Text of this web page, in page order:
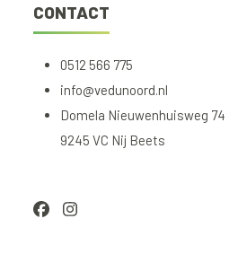
CONTACT
0512 566 775
info@vedunoord.nl
Domela Nieuwenhuisweg 74
9245 VC Nij Beets
FacebookInstagram